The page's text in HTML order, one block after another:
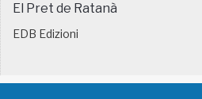
El Pret de Ratanà
EDB Edizioni